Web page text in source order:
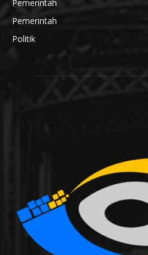
Pemerintah
Pemerintah
Politik